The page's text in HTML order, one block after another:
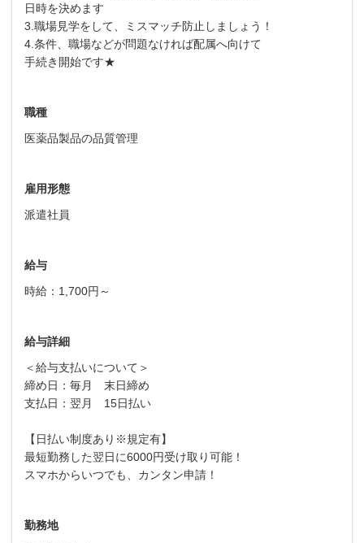
日時を決めます
3.職場見学をして、ミスマッチ防止しましょう！
4.条件、職場などが問題なければ配属へ向けて
手続き開始です★
職種
医薬品製品の品質管理
雇用形態
派遣社員
給与
時給：1,700円～
給与詳細
＜給与支払いについて＞
締め日：毎月 末日締め
支払日：翌月 15日払い
【日払い制度あり※規定有】
最短勤務した翌日に6000円受け取り可能！
スマホからいつでも、カンタン申請！
勤務地